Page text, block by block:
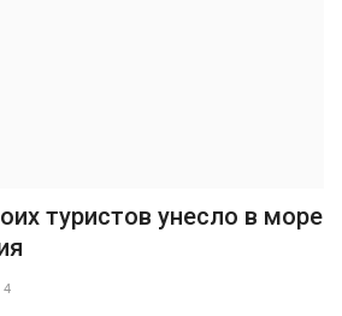
туристов унесло в море
4